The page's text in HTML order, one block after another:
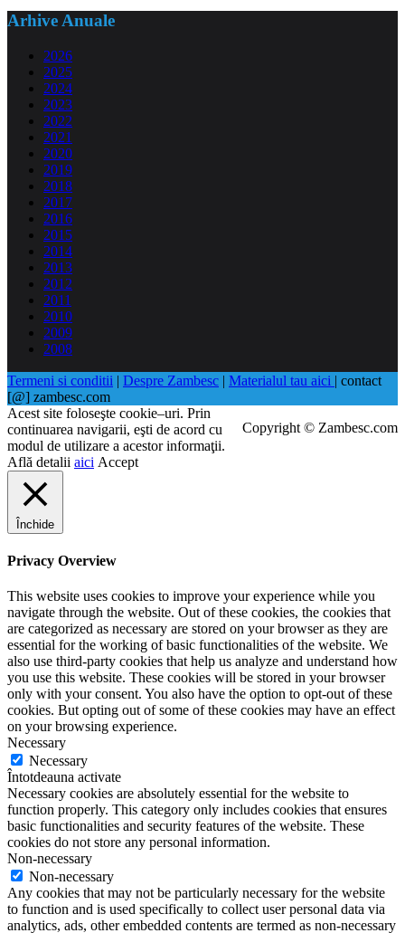
Arhive Anuale
2026
2025
2024
2023
2022
2021
2020
2019
2018
2017
2016
2015
2014
2013
2012
2011
2010
2009
2008
Termeni si conditii | Despre Zambesc | Materialul tau aici | contact
[@] zambesc.com
Copyright © Zambesc.com
Acest site foloseşte cookie–uri. Prin
continuarea navigarii, eşti de acord cu
modul de utilizare a acestor informaţii.
Află detalii aici Accept
Închide
Privacy Overview
This website uses cookies to improve your experience while you
navigate through the website. Out of these cookies, the cookies that
are categorized as necessary are stored on your browser as they are
essential for the working of basic functionalities of the website. We
also use third-party cookies that help us analyze and understand how
you use this website. These cookies will be stored in your browser
only with your consent. You also have the option to opt-out of these
cookies. But opting out of some of these cookies may have an effect
on your browsing experience.
Necessary
Necessary
Întotdeauna activate
Necessary cookies are absolutely essential for the website to
function properly. This category only includes cookies that ensures
basic functionalities and security features of the website. These
cookies do not store any personal information.
Non-necessary
Non-necessary
Any cookies that may not be particularly necessary for the website
to function and is used specifically to collect user personal data via
analytics, ads, other embedded contents are termed as non-necessary